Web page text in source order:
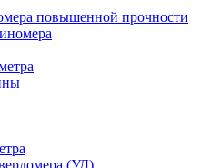
повышенной прочности
(УД)